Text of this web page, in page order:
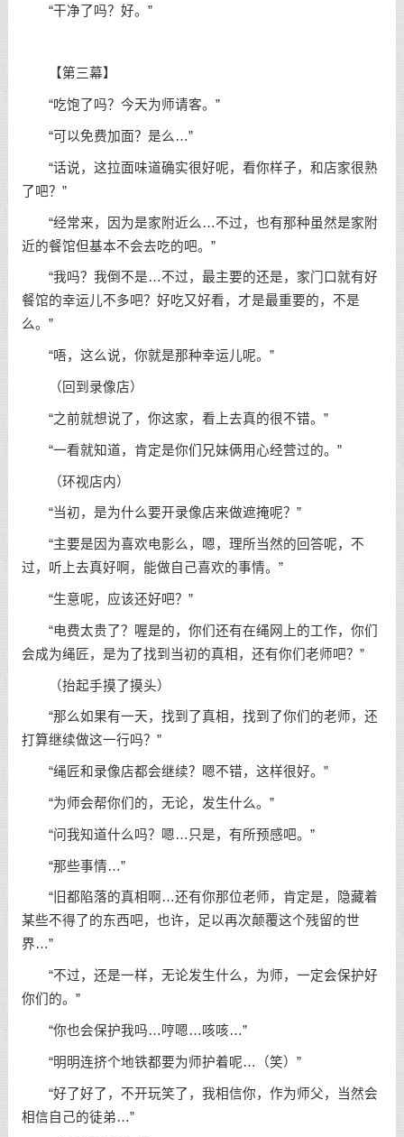
“干净了吗？好。”
【第三幕】
“吃饱了吗？今天为师请客。”
“可以免费加面？是么…”
“话说，这拉面味道确实很好呢，看你样子，和店家很熟
了吧？”
“经常来，因为是家附近么…不过，也有那种虽然是家附
近的餐馆但基本不会去吃的吧。”
“我吗？我倒不是…不过，最主要的还是，家门口就有好
餐馆的幸运儿不多吧？好吃又好看，才是最重要的，不是
么。”
“唔，这么说，你就是那种幸运儿呢。”
（回到录像店）
“之前就想说了，你这家，看上去真的很不错。”
“一看就知道，肯定是你们兄妹俩用心经营过的。”
（环视店内）
“当初，是为什么要开录像店来做遮掩呢？”
“主要是因为喜欢电影么，嗯，理所当然的回答呢，不
过，听上去真好啊，能做自己喜欢的事情。”
“生意呢，应该还好吧？”
“电费太贵了？喔是的，你们还有在绳网上的工作，你们
会成为绳匠，是为了找到当初的真相，还有你们老师吧？”
（抬起手摸了摸头）
“那么如果有一天，找到了真相，找到了你们的老师，还
打算继续做这一行吗？”
“绳匠和录像店都会继续？嗯不错，这样很好。”
“为师会帮你们的，无论，发生什么。”
“问我知道什么吗？嗯…只是，有所预感吧。”
“那些事情…”
“旧都陷落的真相啊…还有你那位老师，肯定是，隐藏着
某些不得了的东西吧，也许，足以再次颠覆这个残留的世
界…”
“不过，还是一样，无论发生什么，为师，一定会保护好
你们的。”
“你也会保护我吗…哼嗯…咳咳…”
“明明连挤个地铁都要为师护着呢…（笑）”
“好了好了，不开玩笑了，我相信你，作为师父，当然会
相信自己的徒弟…”